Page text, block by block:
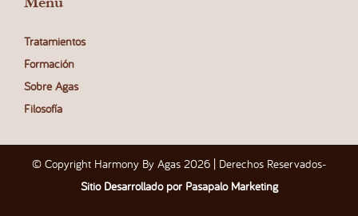
Tratamientos
Formación
Sobre Agas
Filosofía
© Copyright Harmony By Agas 2026 | Derechos Reservados-
Sitio Desarrollado por Pasapalo Marketing